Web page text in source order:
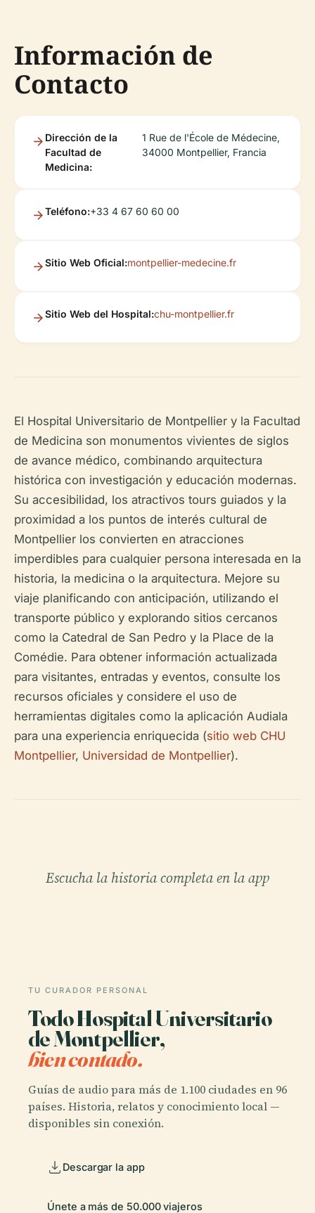
Información de
Contacto
Dirección de la
Facultad de
Medicina:
1 Rue de l'École de Médecine,
34000 Montpellier, Francia
Teléfono:+33 4 67 60 60 00
Sitio Web Oficial:montpellier-medecine.fr
Sitio Web del Hospital:chu-montpellier.fr
El Hospital Universitario de Montpellier y la Facultad
de Medicina son monumentos vivientes de siglos
de avance médico, combinando arquitectura
histórica con investigación y educación modernas.
Su accesibilidad, los atractivos tours guiados y la
proximidad a los puntos de interés cultural de
Montpellier los convierten en atracciones
imperdibles para cualquier persona interesada en la
historia, la medicina o la arquitectura. Mejore su
viaje planificando con anticipación, utilizando el
transporte público y explorando sitios cercanos
como la Catedral de San Pedro y la Place de la
Comédie. Para obtener información actualizada
para visitantes, entradas y eventos, consulte los
recursos oficiales y considere el uso de
herramientas digitales como la aplicación Audiala
para una experiencia enriquecida (sitio web CHU
Montpellier, Universidad de Montpellier).
Escucha la historia completa en la app
TU CURADOR PERSONAL
Todo Hospital Universitario
de Montpellier,
bien contado.
Guías de audio para más de 1.100 ciudades en 96
países. Historia, relatos y conocimiento local —
disponibles sin conexión.
Descargar la app
Únete a más de 50.000 viajeros